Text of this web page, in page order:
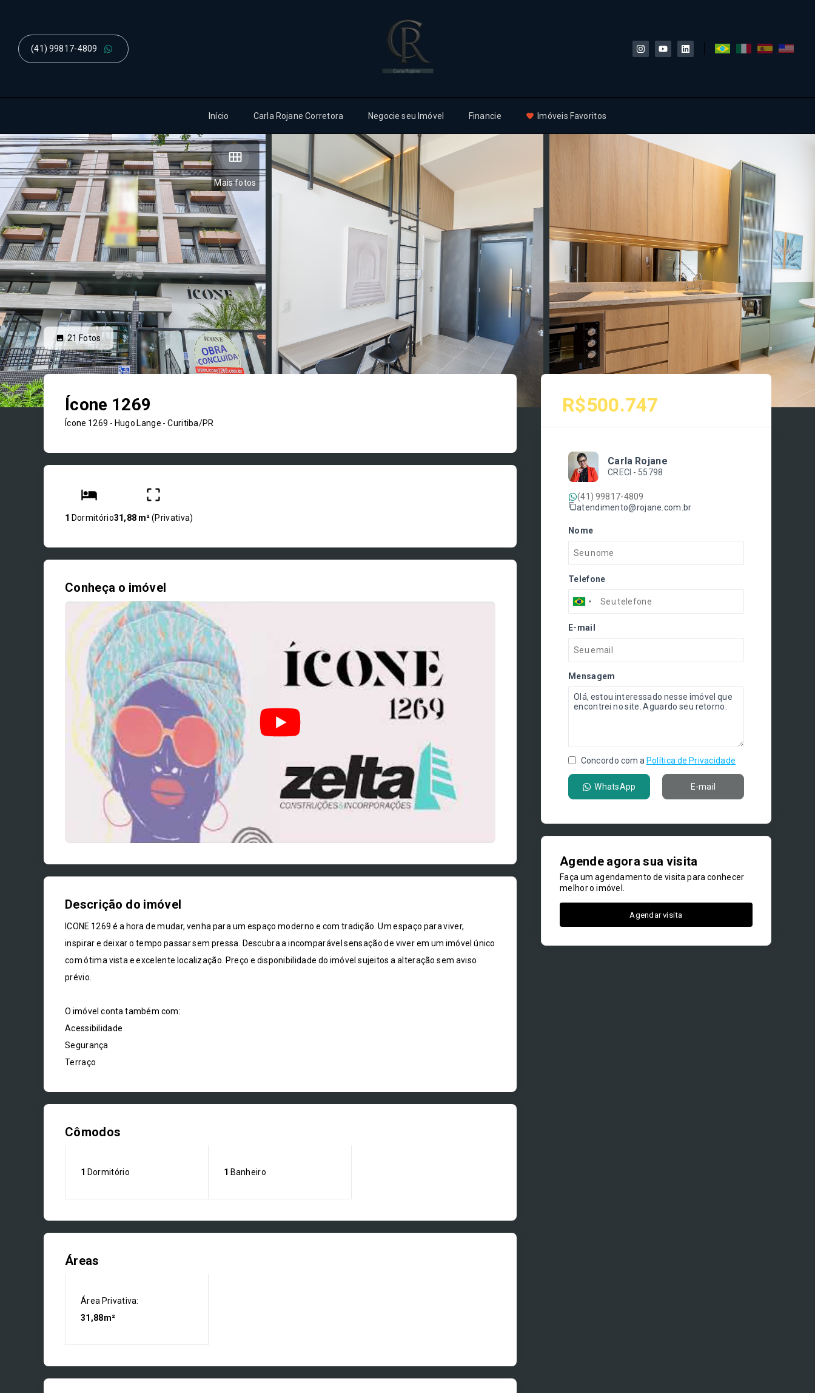
(41) 99817-4809
Início Carla Rojane Corretora Negocie seu Imóvel Financie Imóveis Favoritos
Mais fotos
21 Fotos
Ícone 1269
Ícone 1269 - Hugo Lange - Curitiba/PR
1 Dormitório31,88 m²(Privativa)
Conheça o imóvel
Descrição do imóvel
ICONE 1269 é a hora de mudar, venha para um espaço moderno e com tradição. Um espaço para viver,
inspirar e deixar o tempo passar sem pressa. Descubra a incomparável sensação de viver em um imóvel único
com ótima vista e excelente localização. Preço e disponibilidade do imóvel sujeitos a alteração sem aviso
prévio.
O imóvel conta também com:
Acessibilidade
Segurança
Terraço
Cômodos
1 Dormitório 1 Banheiro
Áreas
Área Privativa:
31,88m²
R$500.747
Carla Rojane
CRECI - 55798
(41) 99817-4809
atendimento@rojane.com.br
Nome
Telefone
E-mail
Mensagem
Concordo com a Política de Privacidade
WhatsApp E-mail
Agende agora sua visita
Faça um agendamento de visita para conhecer
melhor o imóvel.
Agendar visita